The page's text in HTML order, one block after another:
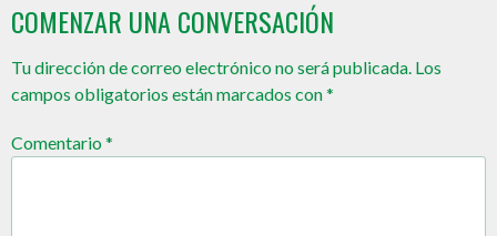
COMENZAR UNA CONVERSACIÓN
Tu dirección de correo electrónico no será publicada. Los
campos obligatorios están marcados con*
Comentario*